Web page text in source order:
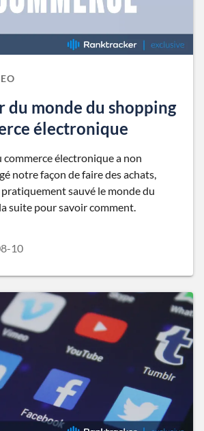
du monde du shopping
électronique
commerce électronique a non
notre façon de faire des achats,
pratiquement sauvé le monde du
suite pour savoir comment.
10